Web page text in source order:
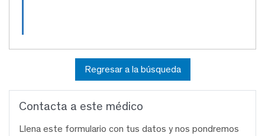
Regresar a la búsqueda
Contacta a este médico
Llena este formulario con tus datos y nos pondremos